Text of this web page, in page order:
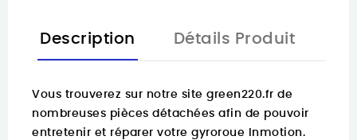
Description Détails Produit
Vous trouverez sur notre site green220.fr de
nombreuses pièces détachées afin de pouvoir
entretenir et réparer votre gyroroue Inmotion.